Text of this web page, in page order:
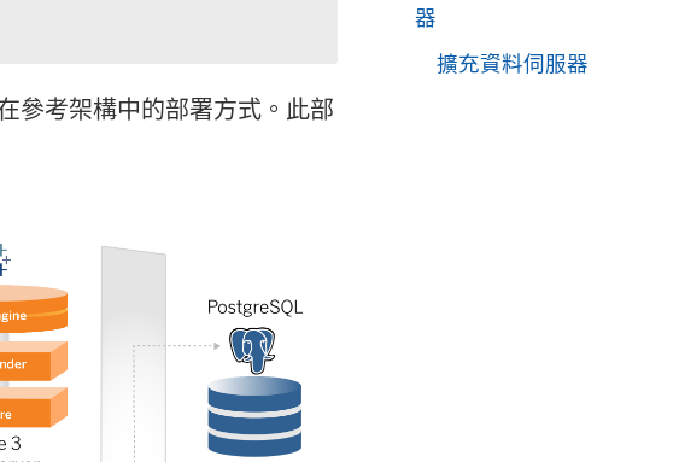
在
)
參考架構中的部署方式。此部
器
擴充資料伺服器